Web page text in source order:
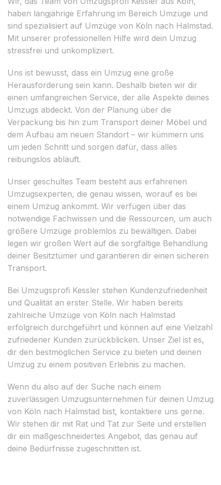
haben langjährige Erfahrung im Bereich Umzüge und
sind spezialisiert auf Umzüge von Köln nach Halmstad.
Mit unserer professionellen Hilfe wird dein Umzug
stressfrei und unkompliziert.
Uns ist bewusst, dass ein Umzug eine große
Herausforderung sein kann. Deshalb bieten wir dir
einen umfangreichen Service, der alle Aspekte deines
Umzugs abdeckt. Von der Planung über die
Verpackung bis hin zum Transport deiner Möbel und
dem Aufbau am neuen Standort – wir kümmern uns
um jeden Schritt und sorgen dafür, dass alles
reibungslos abläuft.
Unser geschultes Team besteht aus erfahrenen
Umzugsexperten, die genau wissen, worauf es bei
einem Umzug ankommt. Wir verfügen über das
notwendige Fachwissen und die Ressourcen, um auch
größere Umzüge problemlos zu bewältigen. Dabei
legen wir großen Wert auf die sorgfältige Behandlung
deiner Besitztümer und garantieren dir einen sicheren
Transport.
Bei Umzugsprofi Kessler stehen Kundenzufriedenheit
und Qualität an erster Stelle. Wir haben bereits
zahlreiche Umzüge von Köln nach Halmstad
erfolgreich durchgeführt und können auf eine Vielzahl
zufriedener Kunden zurückblicken. Unser Ziel ist es,
dir den bestmöglichen Service zu bieten und deinen
Umzug zu einem positiven Erlebnis zu machen.
Wenn du also auf der Suche nach einem
zuverlässigen Umzugsunternehmen für deinen Umzug
von Köln nach Halmstad bist, kontaktiere uns gerne.
Wir stehen dir mit Rat und Tat zur Seite und erstellen
dir ein maßgeschneidertes Angebot, das genau auf
deine Bedürfnisse zugeschnitten ist.